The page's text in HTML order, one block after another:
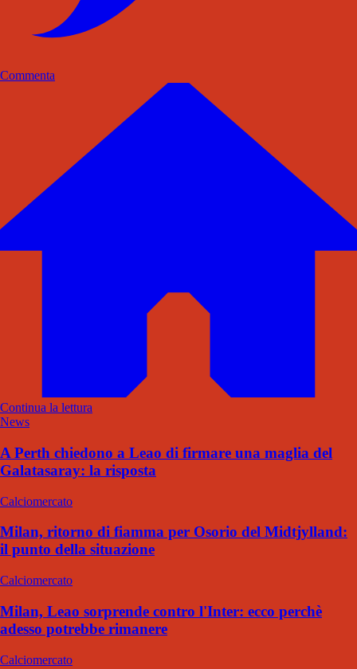
Commenta
Continua la lettura
News
A Perth chiedono a Leao di firmare una maglia del
Galatasaray: la risposta
Calciomercato
Milan, ritorno di fiamma per Osorio del Midtjylland:
il punto della situazione
Calciomercato
Milan, Leao sorprende contro l'Inter: ecco perchè
adesso potrebbe rimanere
Calciomercato